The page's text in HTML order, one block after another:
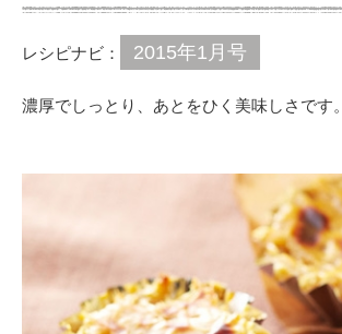
レシピナビ： 2015年1月号
濃厚でしっとり、あとをひく美味しさです。